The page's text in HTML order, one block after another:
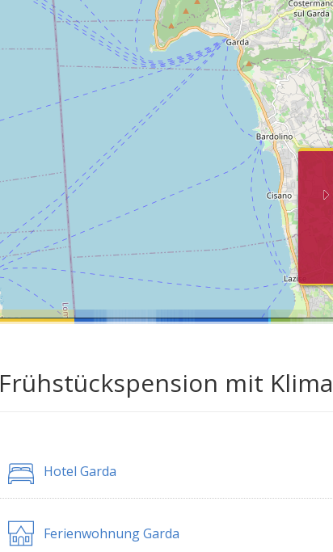
Frühstückspension mit
Hotel Garda
Ferienwohnung Garda